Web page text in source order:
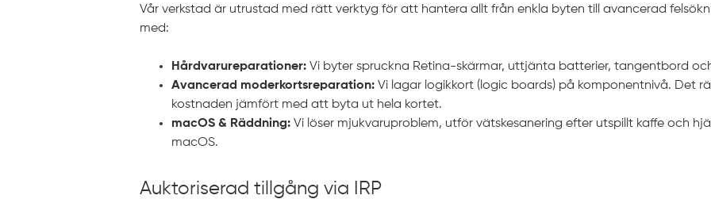
Vår verkstad är utrustad med rätt verktyg för att hantera allt från enkla byten till avancerad
med:
Hårdvarureparationer:Vi byter spruckna Retina-skärmar, uttjänta batterier, tangentbord
Avancerad moderkortsreparation:Vi lagar logikkort (logic boards) på komponentnivå. Det
kostnaden jämfört med att byta ut hela kortet.
macOS & Räddning:Vi löser mjukvaruproblem, utför vätskesanering efter utspillt kaffe och
macOS.
Auktoriserad tillgång via IRP